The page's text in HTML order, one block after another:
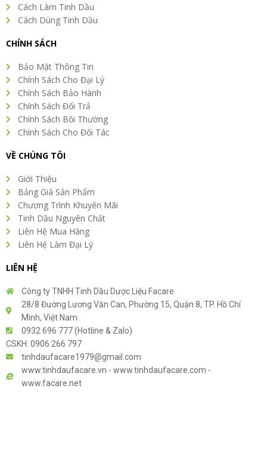
Cách Làm Tinh Dầu
Cách Dùng Tinh Dầu
CHÍNH SÁCH
Bảo Mật Thông Tin
Chính Sách Cho Đại Lý
Chính Sách Bảo Hành
Chính Sách Đổi Trả
Chính Sách Bồi Thường
Chính Sách Cho Đối Tác
VỀ CHÚNG TÔI
Giới Thiệu
Bảng Giá Sản Phẩm
Chương Trình Khuyến Mãi
Tinh Dầu Nguyên Chất
Liên Hệ Mua Hàng
Liên Hệ Làm Đại Lý
LIÊN HỆ
Công ty TNHH Tinh Dầu Dược Liệu Facare
28/8 Đường Lương Văn Can, Phường 15, Quận 8, TP. Hồ Chí
Minh, Việt Nam
0932 696 777 (Hotline & Zalo)
CSKH: 0906 266 797
tinhdaufacare1979@gmail.com
www.tinhdaufacare.vn - www.tinhdaufacare.com -
www.facare.net